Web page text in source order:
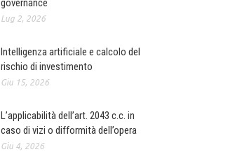
governance
Lug 2, 2026
Intelligenza artificiale e calcolo del
rischio di investimento
Giu 15, 2026
L’applicabilità dell’art. 2043 c.c. in
caso di vizi o difformità dell’opera
Giu 4, 2026